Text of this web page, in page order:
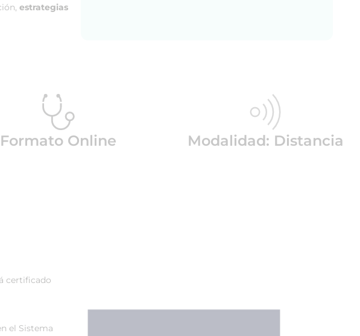
estrategias
Formato Online Modalidad: Distancia
certificado
el Sistema